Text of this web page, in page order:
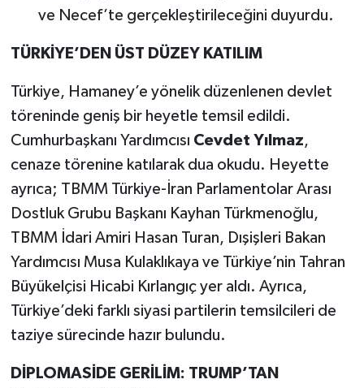
ve Necef’te gerçekleştirileceğini duyurdu.
TÜRKİYE’DEN ÜST DÜZEY KATILIM
Türkiye, Hamaney’e yönelik düzenlenen devlet
töreninde geniş bir heyetle temsil edildi.
Cumhurbaşkanı Yardımcısı Cevdet Yılmaz,
cenaze törenine katılarak dua okudu. Heyette
ayrıca; TBMM Türkiye-İran Parlamentolar Arası
Dostluk Grubu Başkanı Kayhan Türkmenoğlu,
TBMM İdari Amiri Hasan Turan, Dışişleri Bakan
Yardımcısı Musa Kulaklıkaya ve Türkiye’nin Tahran
Büyükelçisi Hicabi Kırlangıç yer aldı. Ayrıca,
Türkiye’deki farklı siyasi partilerin temsilcileri de
taziye sürecinde hazır bulundu.
DİPLOMASİDE GERİLİM: TRUMP’TAN